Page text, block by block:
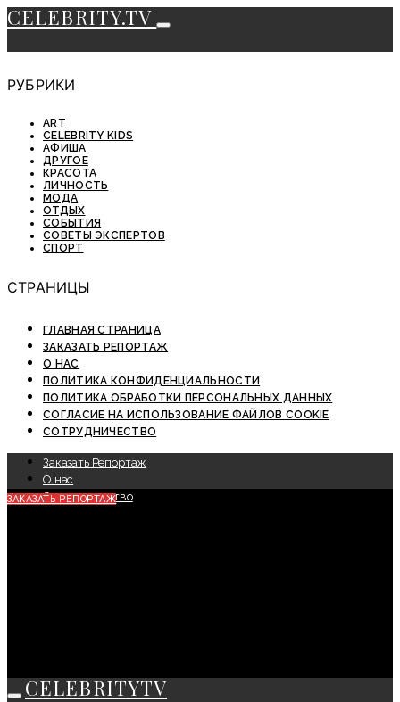
CELEBRITY.TV
РУБРИКИ
ART
CELEBRITY KIDS
АФИША
ДРУГОЕ
КРАСОТА
ЛИЧНОСТЬ
МОДА
ОТДЫХ
СОБЫТИЯ
СОВЕТЫ ЭКСПЕРТОВ
СПОРТ
СТРАНИЦЫ
ГЛАВНАЯ СТРАНИЦА
ЗАКАЗАТЬ РЕПОРТАЖ
О НАС
ПОЛИТИКА КОНФИДЕНЦИАЛЬНОСТИ
ПОЛИТИКА ОБРАБОТКИ ПЕРСОНАЛЬНЫХ ДАННЫХ
СОГЛАСИЕ НА ИСПОЛЬЗОВАНИЕ ФАЙЛОВ COOKIE
СОТРУДНИЧЕСТВО
Заказать Репортаж
О нас
Сотрудничество
ЗАКАЗАТЬ РЕПОРТАЖ
CELEBRITYTV